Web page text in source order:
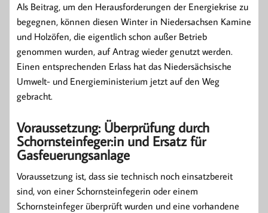
Als Beitrag, um den Herausforderungen der Energiekrise zu
begegnen, können diesen Winter in Niedersachsen Kamine
und Holzöfen, die eigentlich schon außer Betrieb
genommen wurden, auf Antrag wieder genutzt werden.
Einen entsprechenden Erlass hat das Niedersächsische
Umwelt- und Energieministerium jetzt auf den Weg
gebracht.
Voraussetzung: Überprüfung durch
Schornsteinfeger:in und Ersatz für
Gasfeuerungsanlage
Voraussetzung ist, dass sie technisch noch einsatzbereit
sind, von einer Schornsteinfegerin oder einem
Schornsteinfeger überprüft wurden und eine vorhandene